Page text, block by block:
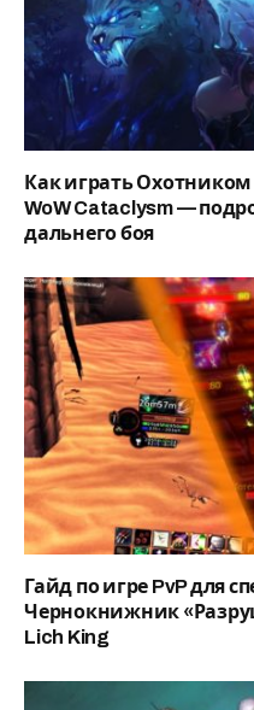
Как играть
WoW Cataclysm —
дальнего боя
Гайд по игре PvP для
Чернокнижник
Lich King